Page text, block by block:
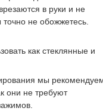
в руки и не
не обожжетесь.
как стеклянные и
мы
они не требуют